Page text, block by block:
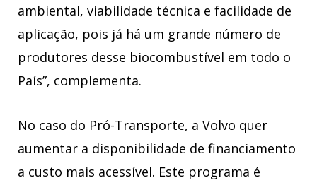
ambiental, viabilidade técnica e facilidade de
aplicação, pois já há um grande número de
produtores desse biocombustível em todo o
País”, complementa.
No caso do Pró-Transporte, a Volvo quer
aumentar a disponibilidade de financiamento
a custo mais acessível. Este programa é